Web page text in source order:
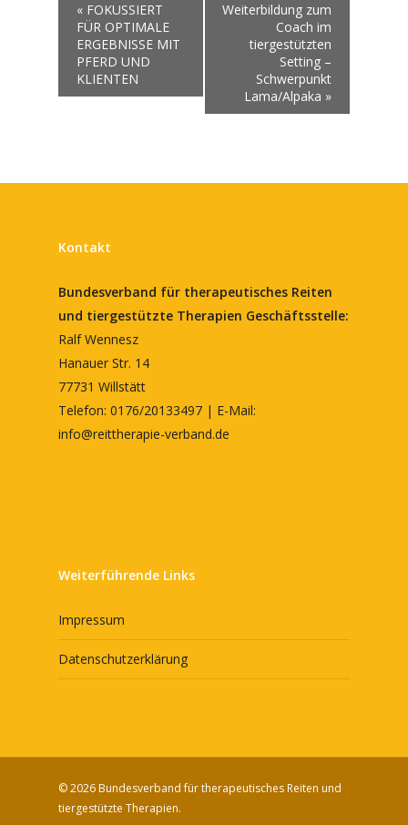
« FOKUSSIERT
FÜR OPTIMALE
ERGEBNISSE MIT
PFERD UND
KLIENTEN
Weiterbildung zum
Coach im
tiergestützten
Setting –
Schwerpunkt
Lama/Alpaka »
Kontakt
Bundesverband für therapeutisches Reiten
und tiergestützte Therapien Geschäftsstelle:
Ralf Wennesz
Hanauer Str. 14
77731 Willstätt
Telefon: 0176/20133497 | E-Mail:
info@reittherapie-verband.de
Weiterführende Links
Impressum
Datenschutzerklärung
© 2026 Bundesverband für therapeutisches Reiten und
tiergestützte Therapien.